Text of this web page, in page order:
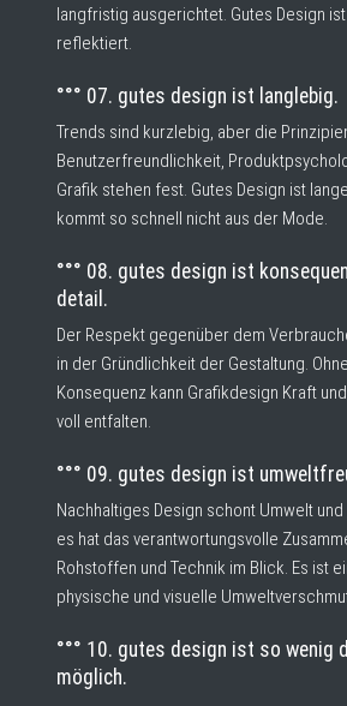
langfristig ausgerichtet. Gutes Design
reflektiert.
°°° 07. gutes design ist langlebig.
Trends sind kurzlebig, aber die
Benutzerfreundlichkeit,
Grafik stehen fest. Gutes Design ist
kommt so schnell nicht aus der Mode.
°°° 08. gutes design ist
detail.
Der Respekt gegenüber dem
in der Gründlichkeit der Gestaltung.
Konsequenz kann Grafikdesign Kraft
voll entfalten.
°°° 09. gutes design ist
Nachhaltiges Design schont Umwelt
es hat das verantwortungsvolle
Rohstoffen und Technik im Blick. Es ist
physische und visuelle
°°° 10. gutes design ist so wenig
möglich.